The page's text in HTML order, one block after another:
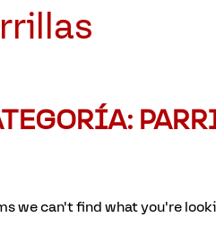
we can't find what you're